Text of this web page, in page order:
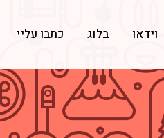
וידאו בלוג כתבו עליי